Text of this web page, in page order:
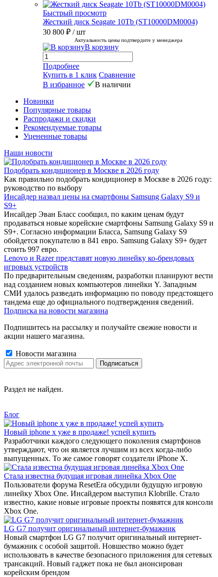
Быстрый просмотр
Жесткий диск Seagate 10Tb (ST10000DM0004)
30 800 ₽ / шт
Актуальность цены подтвердите у менеджера
В корзину
Подробнее
Купить в 1 клик Сравнение
В избранное
В наличии
Новинки
Популярные товары
Распродажи и скидки
Рекомендуемые товары
Уцененные товары
Наши новости
Подобрать кондиционер в Москве в 2026 году
Как правильно подобрать кондиционер в Москве в 2026 году:
руководство по выбору
Инсайдер назвал цены на смартфоны Samsung Galaxy S9 и
S9+
Инсайдер Эван Бласс сообщил, по каким ценам будут
продаваться новые корейские смартфоны Samsung Galaxy S9 и
S9+. Согласно информации Бласса, Samsung Galaxy S9
обойдется покупателю в 841 евро. Samsung Galaxy S9+ будет
стоить 997 евро.
Lenovo и Razer представят новую линейку ко-брендовых
игровых устройств
По предварительным сведениям, разработки планируют вести
над созданием новых компьютеров линейки Y. Западным
СМИ удалось разведать информацию по поводу предстоящего
тандема еще до официального подтверждения сведений.
Подписка на новости магазина
Подпишитесь на рассылку и получайте свежие новости и
акции нашего магазина.
Новости магазина
Раздел не найден.
Блог
Новый iphone x уже в продаже! успей купить
Разработчики каждого следующего поколения смартфонов
утверждают, что он является лучшим из всех когда-либо
выпущенных. То же самое говорят создатели iPhone X.
Стала известна будущая игровая линейка Xbox One
Пользователи форума ResetEra обсудили будущую игровую
линейку Xbox One. Инсайдером выступил Klobrille. Стало
известно, какие новые игровые проекты появятся для консоли
Xbox One.
LG G7 получит оригинальный интернет-бумажник
Новый смартфон LG G7 получит оригинальный интернет-
бумажник с особой защитой. Новшество можно будет
использовать в качестве безопасного приложения для сетевых
трансакций. Новый гаджет пока не был анонсирован
корейским брендом